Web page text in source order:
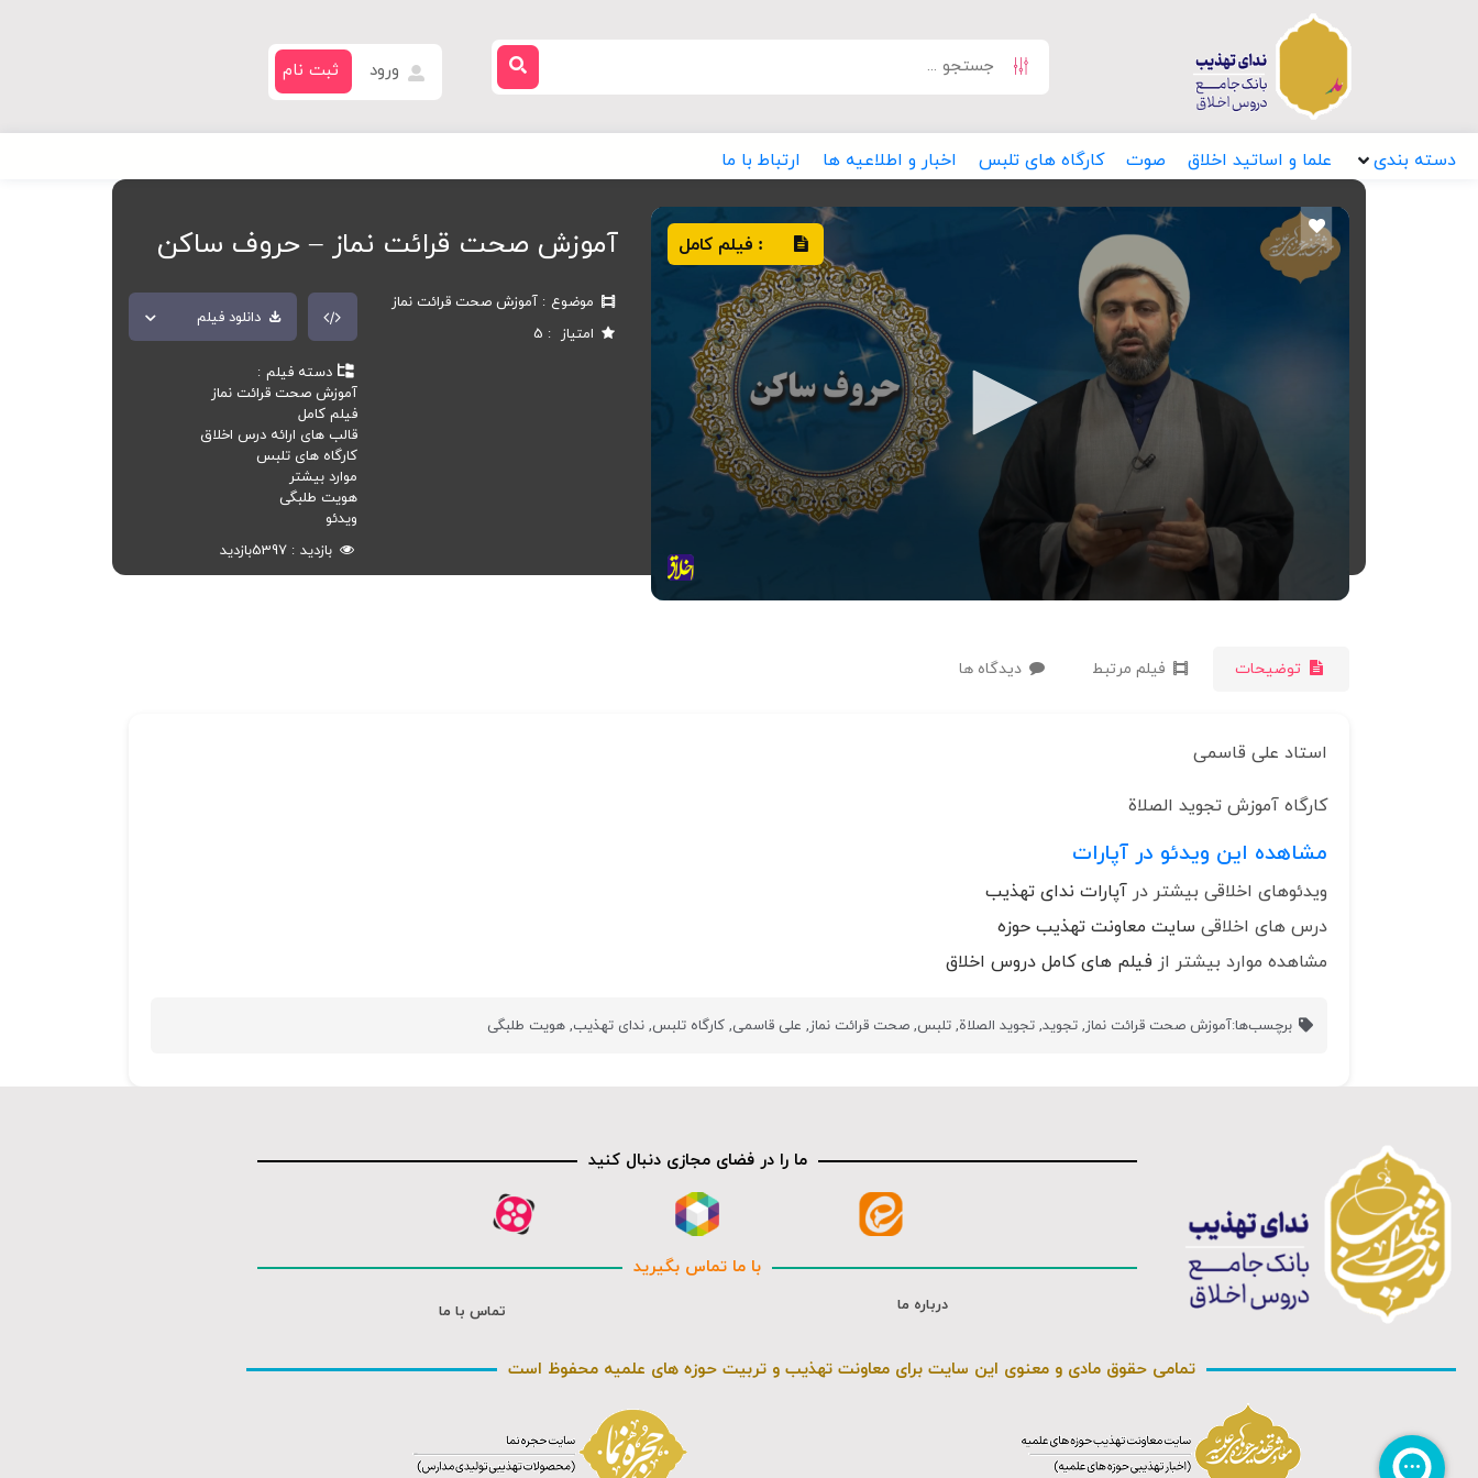
ورود ثبت نام
دسته بندی علما و اساتید اخلاق صوت کارگاه های تلبس اخبار و اطلاعیه ها ارتباط با ما
: فیلم کامل آموزش صحت قرائت نماز – حروف ساکن
موضوع
آموزش صحت قرائت نماز
امتیاز
5
دانلود فیلم
دسته فیلم
آموزش صحت قرائت نماز
فیلم کامل
قالب های ارائه درس اخلاق
کارگاه های تلبس
موارد بیشتر
هویت طلبگی
ویدئو
بازدید
5397بازدید
توضیحات فیلم مرتبط دیدگاه ها
استاد علی قاسمی
کارگاه آموزش تجوید الصلاة
مشاهده این ویدئو در آپارات
ویدئوهای اخلاقی بیشتر در آپارات ندای تهذیب
درس های اخلاقی سایت معاونت تهذیب حوزه
مشاهده موارد بیشتر از فیلم های کامل دروس اخلاق
برچسب‌ها:آموزش صحت قرائت نماز,تجوید,تجوید الصلاة,تلبس,صحت قرائت نماز, علی قاسمی,کارگاه تلبس,ندای تهذیب,هویت طلبگی
ما را در فضای مجازی دنبال کنید
با ما تماس بگیرید
درباره ما تماس با ما
تمامی حقوق مادی و معنوی این سایت برای معاونت تهذیب و تربیت حوزه های علمیه محفوظ است